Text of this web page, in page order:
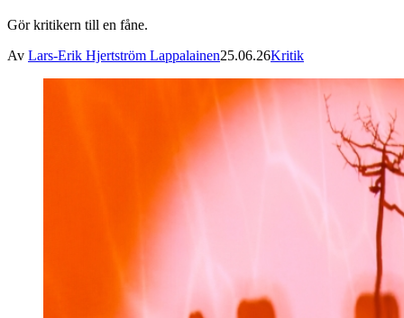
Gör kritikern till en fåne.
Av Lars-Erik Hjertström Lappalainen25.06.26Kritik